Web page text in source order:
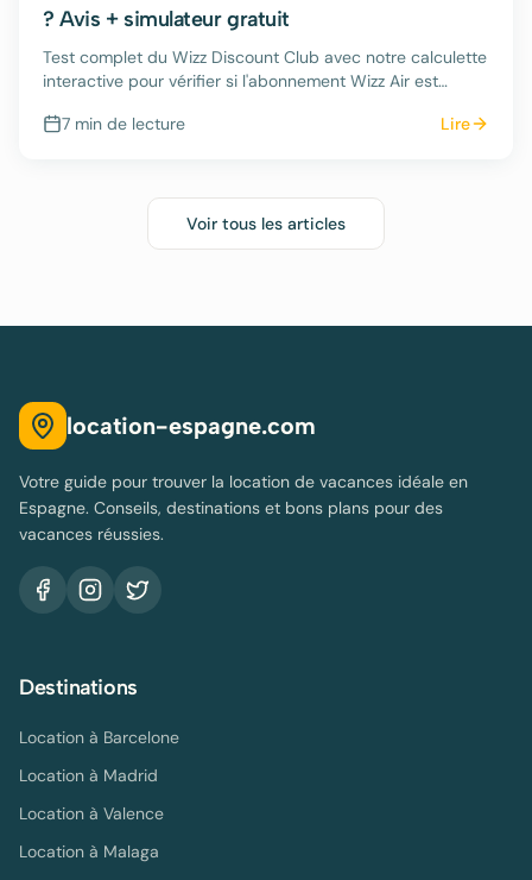
? Avis + simulateur gratuit
Test complet du Wizz Discount Club avec notre calculette
interactive pour vérifier si l'abonnement Wizz Air est
7 min de lecture Lire
Voir tous les articles
location-espagne.com
Votre guide pour trouver la location de vacances idéale en
Espagne. Conseils, destinations et bons plans pour des
vacances réussies.
Destinations
Location à Barcelone
Location à Madrid
Location à Valence
Location à Malaga